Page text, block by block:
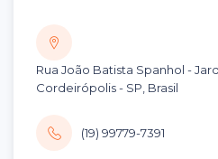
Rua João Batista Spanhol -
Cordeirópolis - SP, Brasil
(19) 99779-7391